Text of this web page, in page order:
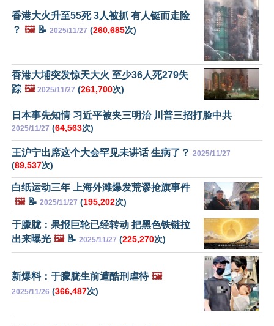
香港大火升至55死 3人被抓 有人铤而走险
？ 🖼️📝 2025/11/27 (260,685次)
香港大埔突发惊天大火 至少36人死279失
踪 🖼️ 2025/11/27 (261,700次)
日本事先知情 习近平被夹三明治 川普三招打脸中共
2025/11/27 (64,563次)
王沪宁出席这个大会罕见未讲话 生病了？ 2025/11/27
(89,537次)
白纸运动三年 上海外滩爆发荒谬抢旗事件
🖼️📝 2025/11/27 (195,202次)
于朦胧：果报巨轮已经转动 把黑色铁链拉
出来曝光 🖼️📝 2025/11/27 (225,270次)
新爆料：于朦胧生前遭酷刑虐待 🖼️
2025/11/26 (366,487次)